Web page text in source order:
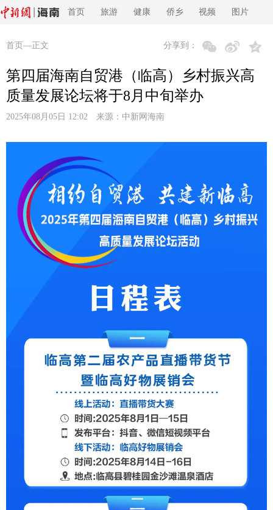
首页 旅游 健康 侨乡 视频 图片
首页 —正文 分享到：
第四届海南自贸港（临高）乡村振兴高
质量发展论坛将于8月中旬举办
2025年08月05日 12:02 来源： 中新网海南